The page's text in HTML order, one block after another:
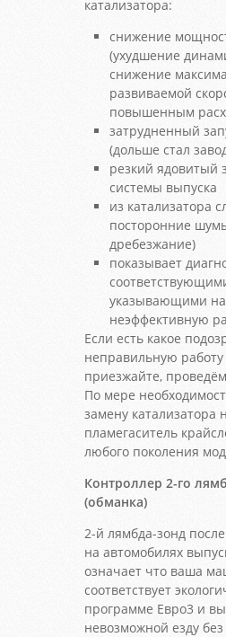
катализатора:
снижение
(ухудшение
снижение
развиваемой
повышенным
затрудненный
(дольше стал
резкий ядовитый
системы выпуска
из катализатора
посторонние
дребезжание)
показывает
указывающими на
неэффективную
Если есть какое
неправильную
приезжайте,
По мере
замену катализатора
пламегаситель
любого поколения
Контроллер 2-го
(обманка)
2-й лямбда-зонд
на автомобилях
означает что ваша
соответствует
программе Евро3 и
невозможной езду без